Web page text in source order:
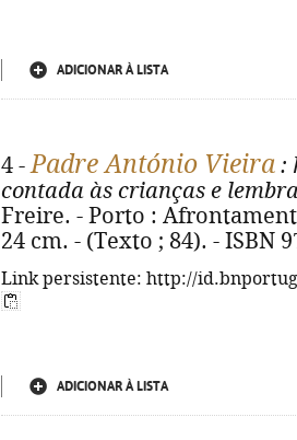
ADICIONAR À LISTA
4 -Padre António Vieira :
contada às crianças e
Freire. - Porto :
24 cm. - (Texto ; 84). - ISBN
Link persistente: http://
ADICIONAR À LISTA